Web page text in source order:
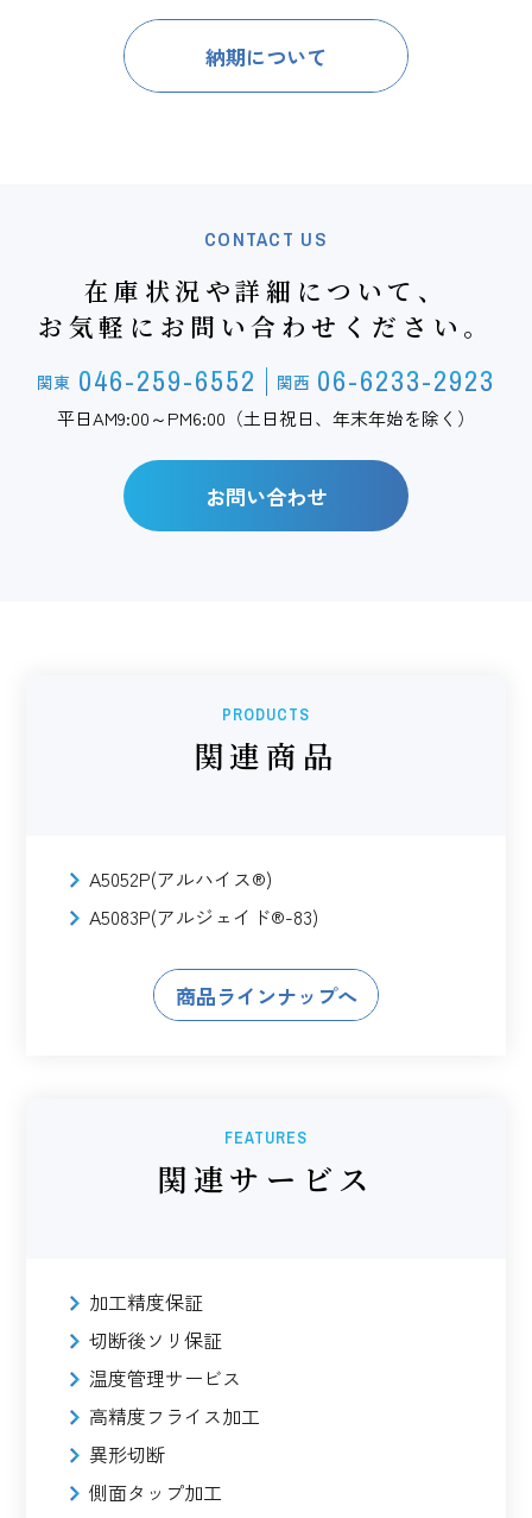
納期について
CONTACT US
在庫状況や詳細について、
お気軽にお問い合わせください。
関東 046-259-6552 関西 06-6233-2923
平日AM9:00～PM6:00（土日祝日、年末年始を除く）
お問い合わせ
PRODUCTS
関連商品
A5052P(アルハイス®)
A5083P(アルジェイド®-83)
商品ラインナップへ
FEATURES
関連サービス
加工精度保証
切断後ソリ保証
温度管理サービス
高精度フライス加工
異形切断
側面タップ加工